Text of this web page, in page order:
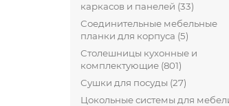
каркасов и панелей (33)
Соединительные мебельные
планки для корпуса (5)
Столешницы кухонные и
комплектующие (801)
Сушки для посуды (27)
Цокольные системы для